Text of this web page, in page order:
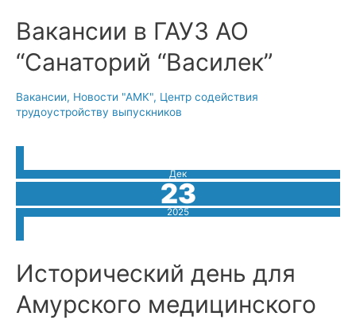
Вакансии в ГАУЗ АО
“Санаторий “Василек”
Вакансии, Новости "АМК", Центр содействия
трудоустройству выпускников
Дек
23
2025
Исторический день для
Амурского медицинского